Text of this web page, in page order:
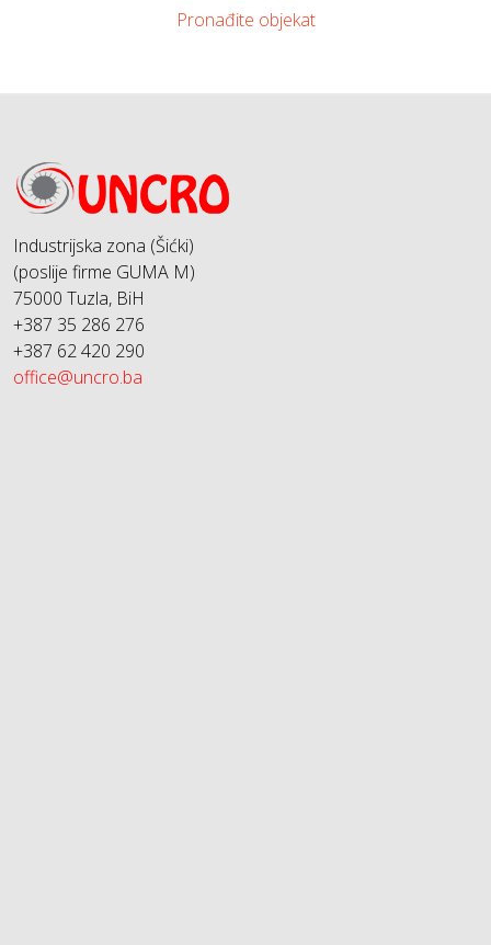
Pronađite objekat
Industrijska zona (Šićki)
(poslije firme GUMA M)
75000 Tuzla, BiH
+387 35 286 276
+387 62 420 290
office@uncro.ba